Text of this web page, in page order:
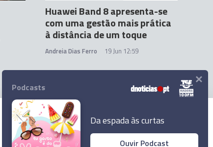
Huawei Band 8 apresenta-se
com uma gestão mais prática
à distância de um toque
Andreia Dias Ferro 19 Jun 12:59
© 2023 Empresa Diário de Notícias, Lda.
Todos os direitos reservados.
Podcasts
Da espada às curtas
Ouvir Podcast
×